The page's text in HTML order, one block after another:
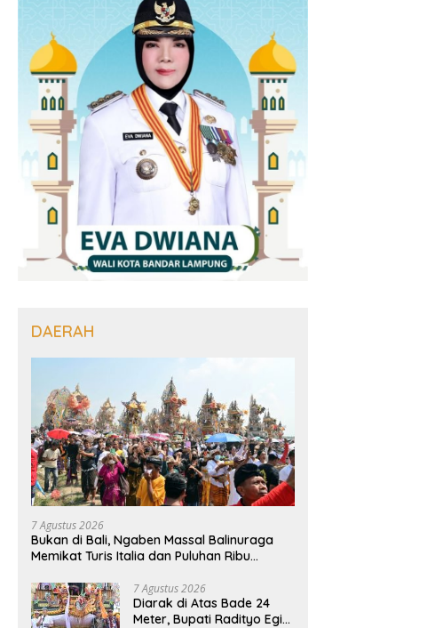
DAERAH
7 Agustus 2026
Bukan di Bali, Ngaben Massal Balinuraga
Memikat Turis Italia dan Puluhan Ribu
7 Agustus 2026
Diarak di Atas Bade 24
Meter, Bupati Radityo Egi